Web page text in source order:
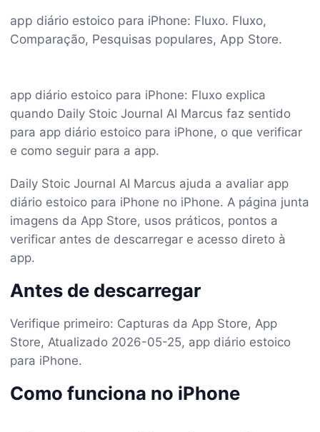
app diário estoico para iPhone: Fluxo. Fluxo,
Comparação, Pesquisas populares, App Store.
app diário estoico para iPhone: Fluxo explica
quando Daily Stoic Journal AI Marcus faz sentido
para app diário estoico para iPhone, o que verificar
e como seguir para a app.
Daily Stoic Journal AI Marcus ajuda a avaliar app
diário estoico para iPhone no iPhone. A página junta
imagens da App Store, usos práticos, pontos a
verificar antes de descarregar e acesso direto à
app.
Antes de descarregar
Verifique primeiro: Capturas da App Store, App
Store, Atualizado 2026-05-25, app diário estoico
para iPhone.
Como funciona no iPhone